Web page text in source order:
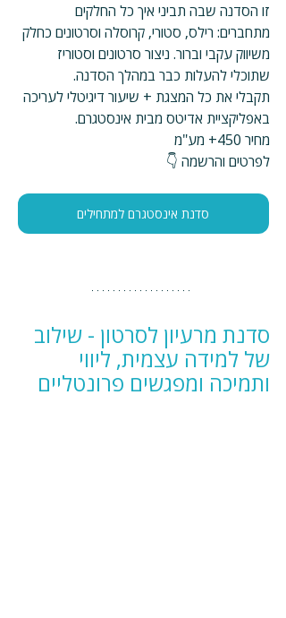
זו הסדנה שבה תביני איך כל החלקים
מתחברים: רילס, סטורי, קרוסלה וסרטונים כחלק
משיווק עקבי וברור. ניצור סרטונים וסטוריז
שתוכלי להעלות כבר במהלך הסדנה.
תקבלי את כל המצגת + שיעור דיגיטלי לעריכה
באפליקציית אדיטס מבית אינסטגרם.
מחיר 450+ מע"מ
לפרטים והרשמה 👇
סדנת אינסטגרם למתחילים
סדנת מרעיון לסרטון - שילוב
של למידה עצמית, ליווי
ותמיכה ומפגשים פרונטליים